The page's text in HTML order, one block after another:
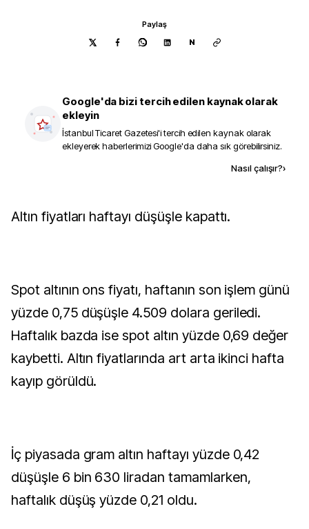
Paylaş
N
Google'da bizi tercih edilen kaynak olarak
ekleyin
İstanbul Ticaret Gazetesi'i tercih edilen kaynak olarak
ekleyerek haberlerimizi Google'da daha sık görebilirsiniz.
Nasıl çalışır?›
Altın fiyatları haftayı düşüşle kapattı.
Spot altının ons fiyatı, haftanın son işlem günü
yüzde 0,75 düşüşle 4.509 dolara geriledi.
Haftalık bazda ise spot altın yüzde 0,69 değer
kaybetti. Altın fiyatlarında art arta ikinci hafta
kayıp görüldü.
İç piyasada gram altın haftayı yüzde 0,42
düşüşle 6 bin 630 liradan tamamlarken,
haftalık düşüş yüzde 0,21 oldu.